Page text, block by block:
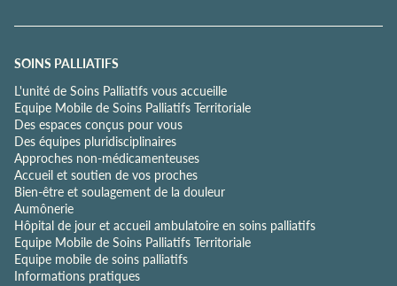
e
o
n
f
i
d
e
n
t
i
a
l
i
t
é
SOINS PALLIATIFS
L'unité de Soins Palliatifs vous accueille
Equipe Mobile de Soins Palliatifs Territoriale
Des espaces conçus pour vous
Des équipes pluridisciplinaires
Approches non-médicamenteuses
Accueil et soutien de vos proches
Bien-être et soulagement de la douleur
Aumônerie
Hôpital de jour et accueil ambulatoire en soins palliatifs
Equipe Mobile de Soins Palliatifs Territoriale
Equipe mobile de soins palliatifs
Informations pratiques